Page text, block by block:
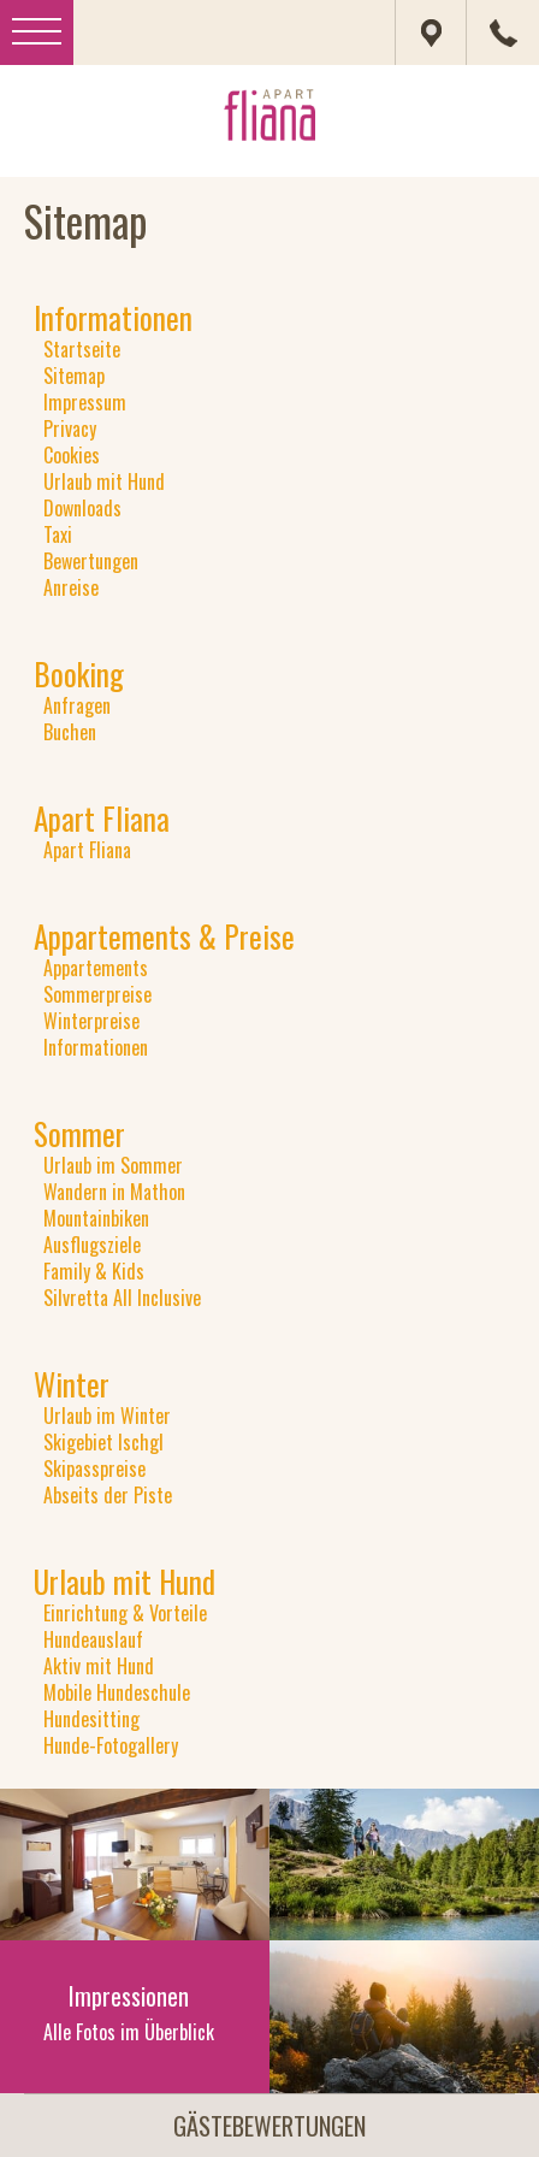
Sitemap
Informationen
Startseite
Sitemap
Impressum
Privacy
Cookies
Urlaub mit Hund
Downloads
Taxi
Bewertungen
Anreise
Booking
Anfragen
Buchen
Apart Fliana
Apart Fliana
Appartements & Preise
Appartements
Sommerpreise
Winterpreise
Informationen
Sommer
Urlaub im Sommer
Wandern in Mathon
Mountainbiken
Ausflugsziele
Family & Kids
Silvretta All Inclusive
Winter
Urlaub im Winter
Skigebiet Ischgl
Skipasspreise
Abseits der Piste
Urlaub mit Hund
Einrichtung & Vorteile
Hundeauslauf
Aktiv mit Hund
Mobile Hundeschule
Hundesitting
Hunde-Fotogallery
Impressionen
Alle Fotos im Überblick
GÄSTEBEWERTUNGEN